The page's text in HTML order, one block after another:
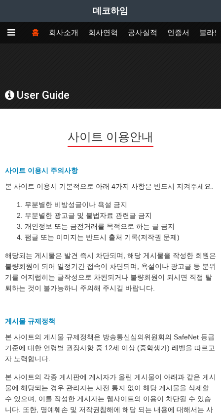
데코하임
홈 회사소개 회사연혁 공사실적 인증서 블라
User Guide
사이트 이용안내
사이트 이용시 주의사항
본 사이트 이용시 기본적으로 아래 4가지 사항은 반드시 지켜주세요.
무분별한 비방성글이나 욕설 금지
무분별한 광고글 및 불법자료 관련글 금지
개인정보 또는 금전거래를 목적으로 하는 글 금지
펌글 또는 이미지는 반드시 출처 기록(저작권 문제)
해당되는 게시물은 발견 즉시 차단되며, 해당 게시물을 작성한 회원은
불량회원이 되어 일정기간 접속이 차단되며, 욕설이나 광고글 등 분위
기를 어지럽히는 글작성으로 차된되거나 불량회원이 되시면 직접 탈
퇴하는 것이 불가능하니 주의해 주시길 바랍니다.
게시물 규제정책
본 사이트의 게시물 규제정책은 방송통신심의위원회의 SafeNet 등급
기준에 대한 연령별 권장사항 중 12세 이상 (중학생가) 레벨을 따르고
자 노력합니다.
본 사이트의 각종 게시판에 게시자가 올린 게시물이 아래과 같은 게시
물에 해당되는 경우 관리자는 사전 통지 없이 해당 게시물을 삭제할
수 있으며, 이를 작성한 게시자는 웹사이트의 이용이 차단될 수 있습
니다. 또한, 명예훼손 및 저작권침해에 해당 되는 내용에 대해서는 사